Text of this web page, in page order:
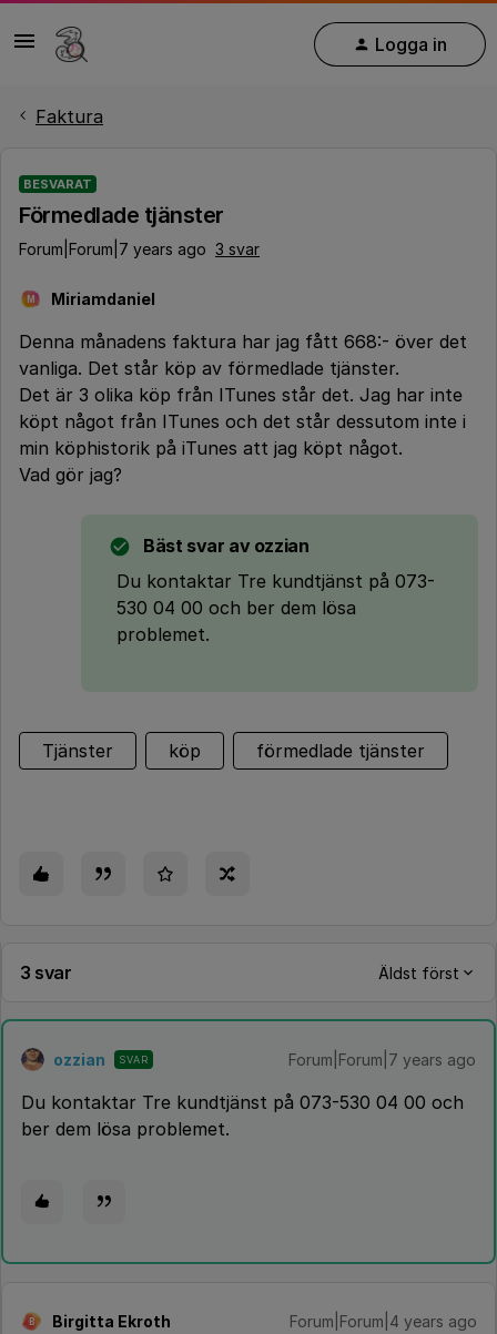
Logga in
Faktura
BESVARAT
Förmedlade tjänster
Forum|Forum|7 years ago 3 svar
M Miriamdaniel
Denna månadens faktura har jag fått 668:- över det
vanliga. Det står köp av förmedlade tjänster.
Det är 3 olika köp från ITunes står det. Jag har inte
köpt något från ITunes och det står dessutom inte i
min köphistorik på iTunes att jag köpt något.
Vad gör jag?
Bäst svar av ozzian
Du kontaktar Tre kundtjänst på 073-
530 04 00 och ber dem lösa
problemet.
Tjänster köp förmedlade tjänster
3 svar Äldst först
ozzian SVAR Forum|Forum|7 years ago
Du kontaktar Tre kundtjänst på 073-530 04 00 och
ber dem lösa problemet.
B Birgitta Ekroth Forum|Forum|4 years ago